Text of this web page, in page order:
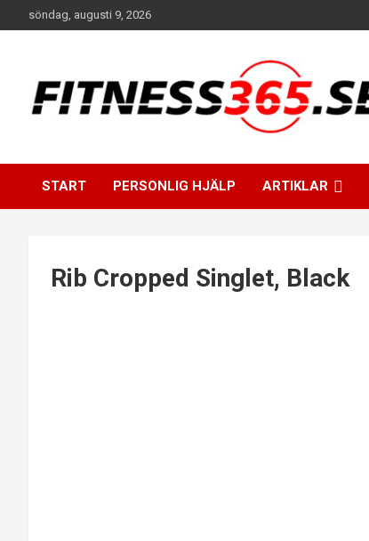
Hoppa
till
söndag, augusti 9, 2026
FITNESS365
START PERSONLIG HJÄLP ARTIKLAR
Rib Cropped Singlet, Black